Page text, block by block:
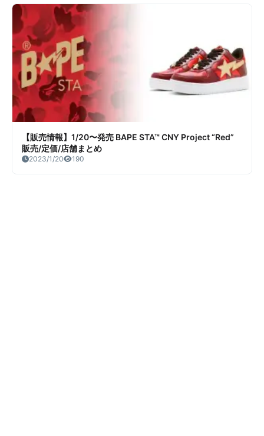
【販売情報】1/20〜発売 BAPE STA™ CNY Project “Red”
販売/定価/店舗まとめ
2023/1/20 190